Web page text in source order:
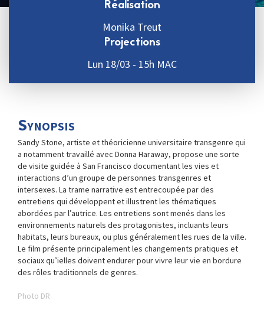
Réalisation
Monika Treut
Projections
Lun 18/03 - 15h MAC
Synopsis
Sandy Stone, artiste et théoricienne universitaire transgenre qui
a notamment travaillé avec Donna Haraway, propose une sorte
de visite guidée à San Francisco documentant les vies et
interactions d’un groupe de personnes transgenres et
intersexes. La trame narrative est entrecoupée par des
entretiens qui développent et illustrent les thématiques
abordées par l’autrice. Les entretiens sont menés dans les
environnements naturels des protagonistes, incluants leurs
habitats, leurs bureaux, ou plus généralement les rues de la ville.
Le film présente principalement les changements pratiques et
sociaux qu’ielles doivent endurer pour vivre leur vie en bordure
des rôles traditionnels de genres.
Photo DR